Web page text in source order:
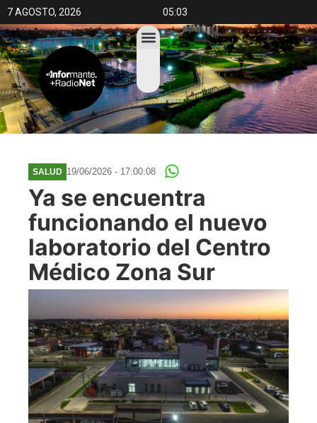
7 AGOSTO, 2026 05:03
SALUD 19/06/2026 - 17:00:08
Ya se encuentra
funcionando el nuevo
laboratorio del Centro
Médico Zona Sur